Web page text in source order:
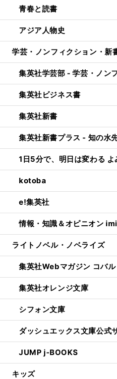
青春と読書
アジア人物史
学芸・ノンフィクション・新
集英社学芸部 - 学芸・ノン
集英社ビジネス書
集英社新書
集英社新書プラス - 知の水
1日5分で、明日は変わる
kotoba
e!集英社
情報・知識＆オピニオン
ライトノベル・ノベライズ
集英社Webマガジン コバル
集英社オレンジ文庫
シフォン文庫
ダッシュエックス文庫公式
JUMP j-BOOKS
キッズ